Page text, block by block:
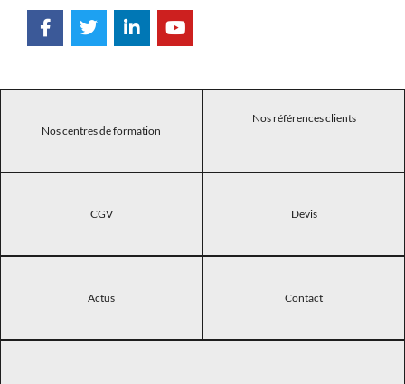
Nos centres de formation
Nos références clients
CGV Devis
Actus Contact